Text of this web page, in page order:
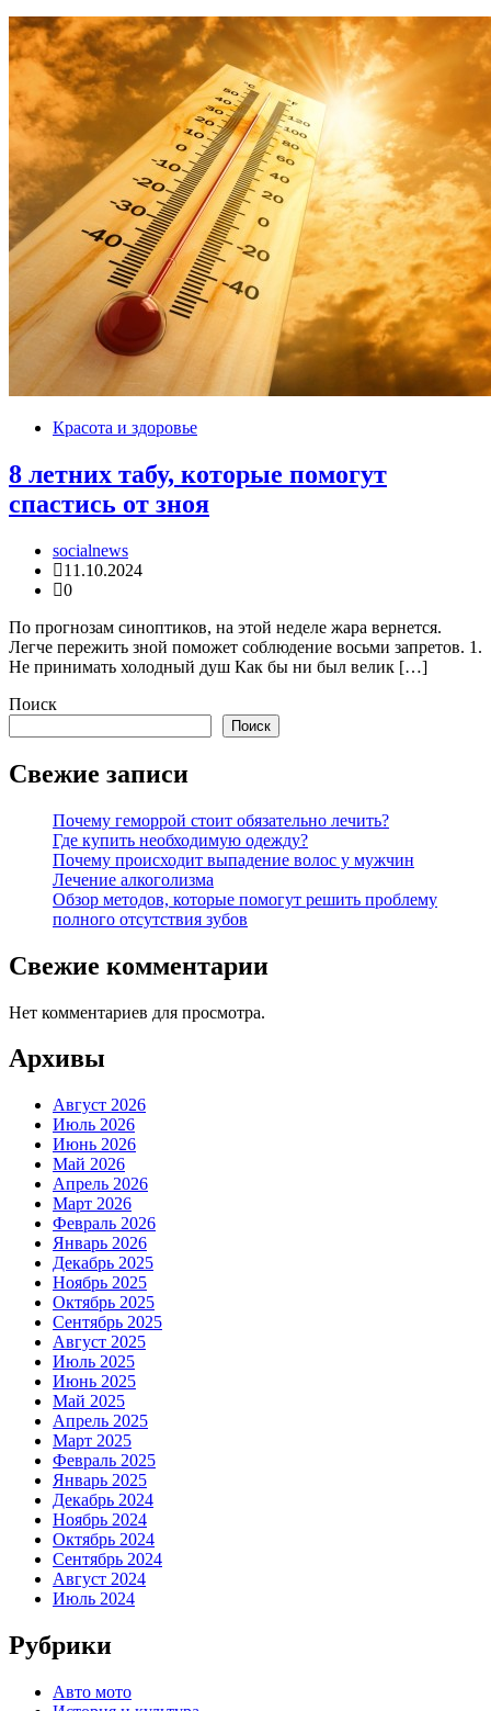
Красота и здоровье
8 летних табу, которые помогут
спастись от зноя
socialnews
11.10.2024
0
По прогнозам синоптиков, на этой неделе жара вернется.
Легче пережить зной поможет соблюдение восьми запретов. 1.
Не принимать холодный душ Как бы ни был велик […]
Поиск
Поиск
Свежие записи
Почему геморрой стоит обязательно лечить?
Где купить необходимую одежду?
Почему происходит выпадение волос у мужчин
Лечение алкоголизма
Обзор методов, которые помогут решить проблему
полного отсутствия зубов
Свежие комментарии
Нет комментариев для просмотра.
Архивы
Август 2026
Июль 2026
Июнь 2026
Май 2026
Апрель 2026
Март 2026
Февраль 2026
Январь 2026
Декабрь 2025
Ноябрь 2025
Октябрь 2025
Сентябрь 2025
Август 2025
Июль 2025
Июнь 2025
Май 2025
Апрель 2025
Март 2025
Февраль 2025
Январь 2025
Декабрь 2024
Ноябрь 2024
Октябрь 2024
Сентябрь 2024
Август 2024
Июль 2024
Рубрики
Авто мото